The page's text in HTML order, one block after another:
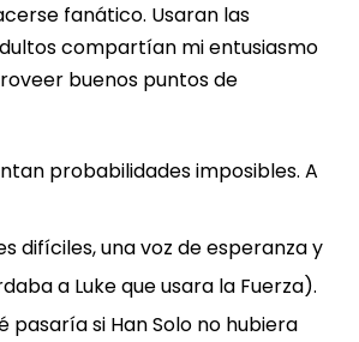
fanático. Usaran las
compartían mi entusiasmo
buenos puntos de
probabilidades imposibles. A
difíciles, una voz de esperanza y
a Luke que usara la Fuerza).
pasaría si Han Solo no hubiera